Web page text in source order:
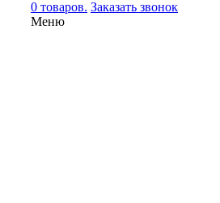
0 товаров. Заказать звонок
Меню